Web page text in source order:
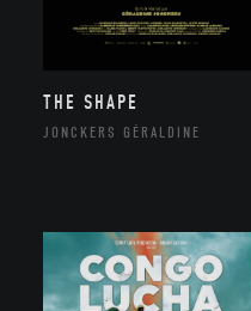
THE SHAPE
JONCKERS GÉRALDINE